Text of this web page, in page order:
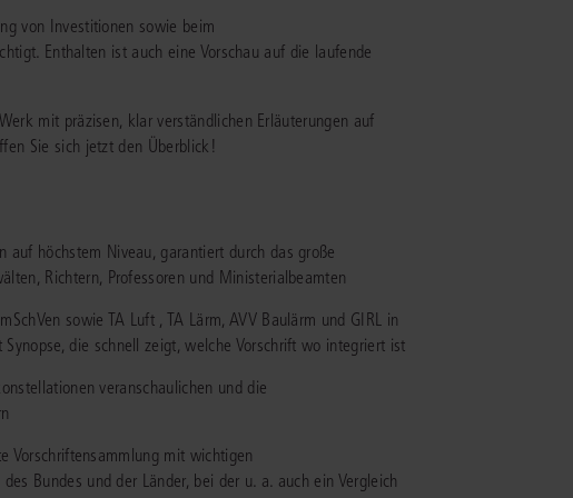
Dienstrecht
und
JURIS AKADEMIE
Fortbildungen für Fachanwältein allen
wichtigen Fachgebieten.
mehr erfahren
von Investitionen sowie beim
Enthalten ist auch eine Vorschau auf die laufende
mit präzisen, klar verständlichen Erläuterungen auf
Sie sich jetzt den Überblick!
auf höchstem Niveau, garantiert durch das große
Richtern, Professoren und Ministerialbeamten
sowie TA Luft , TA Lärm, AVV Baulärm und GIRL in
die schnell zeigt, welche Vorschrift wo integriert ist
veranschaulichen und die
Vorschriftensammlung mit wichtigen
Bundes und der Länder, bei der u. a. auch ein Vergleich